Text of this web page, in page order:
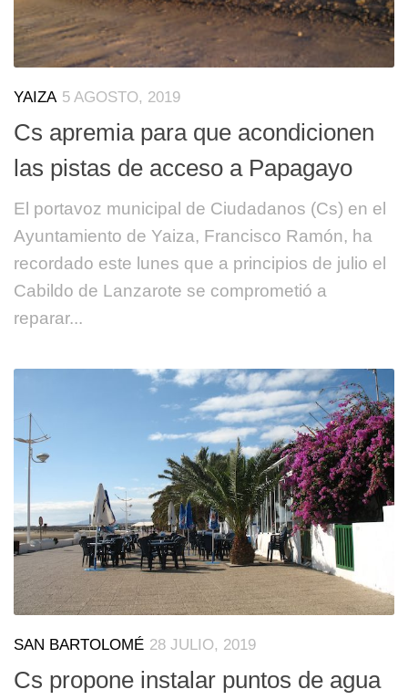
YAIZA 5 AGOSTO, 2019
Cs apremia para que acondicionen
las pistas de acceso a Papagayo
El portavoz municipal de Ciudadanos (Cs) en el
Ayuntamiento de Yaiza, Francisco Ramón, ha
recordado este lunes que a principios de julio el
Cabildo de Lanzarote se comprometió a
reparar...
SAN BARTOLOMÉ 28 JULIO, 2019
Cs propone instalar puntos de agua